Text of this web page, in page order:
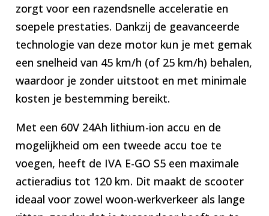
zorgt voor een razendsnelle acceleratie en
soepele prestaties. Dankzij de geavanceerde
technologie van deze motor kun je met gemak
een snelheid van 45 km/h (of 25 km/h) behalen,
waardoor je zonder uitstoot en met minimale
kosten je bestemming bereikt.
Met een 60V 24Ah lithium-ion accu en de
mogelijkheid om een tweede accu toe te
voegen, heeft de IVA E-GO S5 een maximale
actieradius tot 120 km. Dit maakt de scooter
ideaal voor zowel woon-werkverkeer als lange